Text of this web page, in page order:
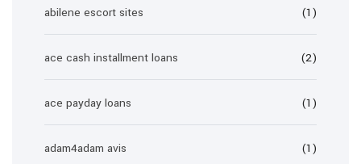
abilene escort sites (1)
ace cash installment loans (2)
ace payday loans (1)
adam4adam avis (1)